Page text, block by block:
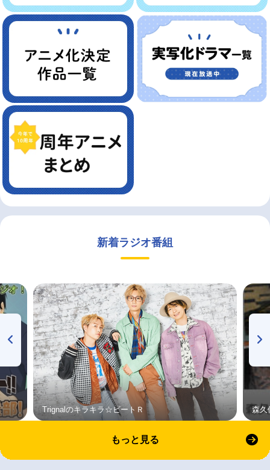
新着ラジオ番組
Trignalのキラキラ☆ビートＲ 森久
もっと見る